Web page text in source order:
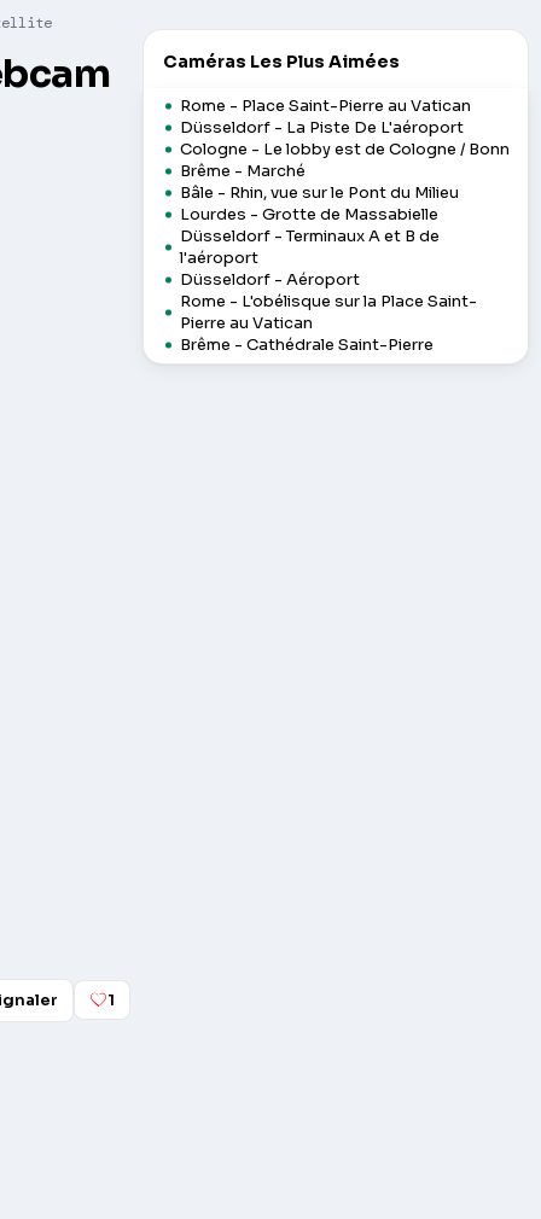
1
Caméras Les Plus Aimées
Rome - Place Saint-Pierre au Vatican
Düsseldorf - La Piste De L'aéroport
Cologne - Le lobby est de Cologne / Bonn
Brême - Marché
Bâle - Rhin, vue sur le Pont du Milieu
Lourdes - Grotte de Massabielle
Düsseldorf - Terminaux A et B de
l'aéroport
Düsseldorf - Aéroport
Rome - L'obélisque sur la Place Saint-
Pierre au Vatican
Brême - Cathédrale Saint-Pierre